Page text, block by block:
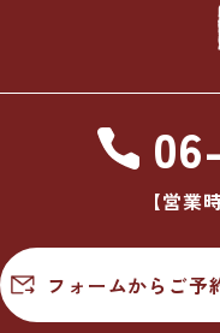
【営業
フォームからご予